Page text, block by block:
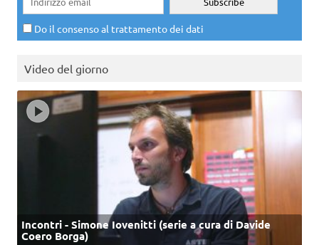
Do il consenso al trattamento dei dati
Video del giorno
Incontri - Simone Iovenitti (serie a cura di Davide
Coero Borga)